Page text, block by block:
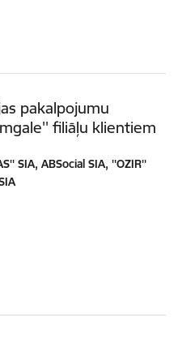
pakalpojumu
filiāļu klientiem
SIA, ABSocial SIA, ''OZIR''